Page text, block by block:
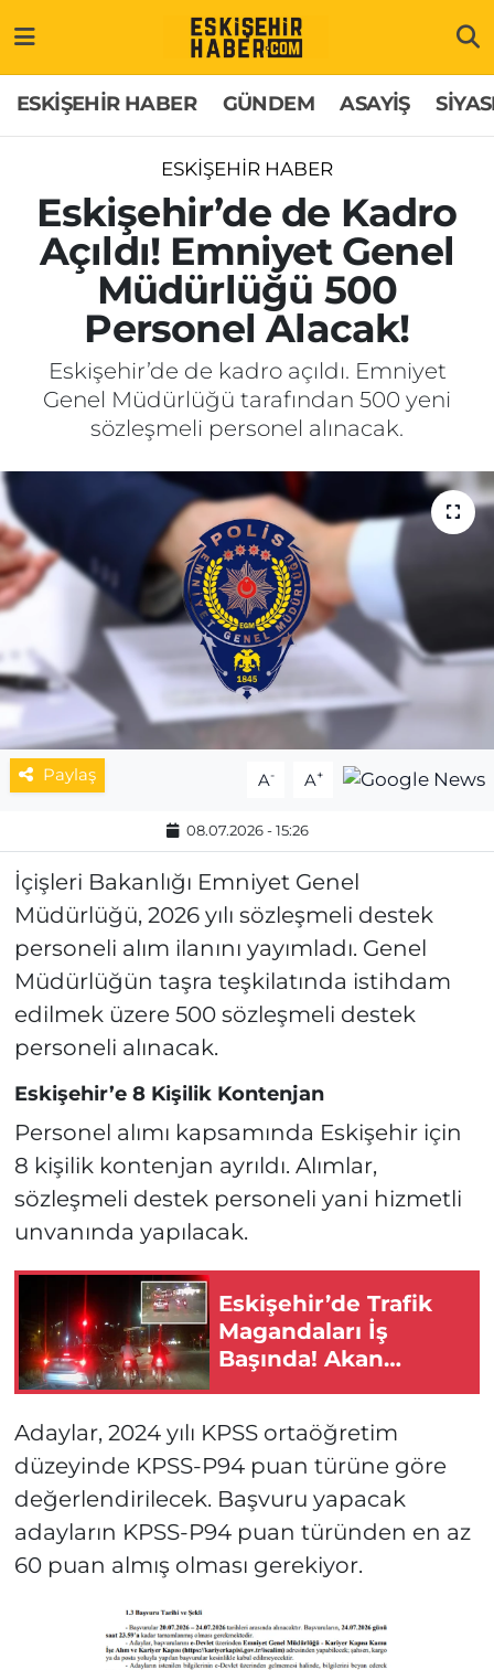
ESKİŞEHİR HABER GÜNDEM ASAYİŞ
ESKİŞEHİR HABER
Eskişehir’de de Kadro
Açıldı! Emniyet Genel
Müdürlüğü 500
Personel Alacak!
Eskişehir’de de kadro açıldı. Emniyet
Genel Müdürlüğü tarafından 500 yeni
sözleşmeli personel alınacak.
Paylaş A- A+
08.07.2026 - 15:26
İçişleri Bakanlığı Emniyet Genel
Müdürlüğü, 2026 yılı sözleşmeli destek
personeli alım ilanını yayımladı. Genel
Müdürlüğün taşra teşkilatında istihdam
edilmek üzere 500 sözleşmeli destek
personeli alınacak.
Eskişehir’e 8 Kişilik Kontenjan
Personel alımı kapsamında Eskişehir için
8 kişilik kontenjan ayrıldı. Alımlar,
sözleşmeli destek personeli yani hizmetli
unvanında yapılacak.
Eskişehir’de Trafik
Magandaları İş
Başında! Akan
Adaylar, 2024 yılı KPSS ortaöğretim
düzeyinde KPSS-P94 puan türüne göre
değerlendirilecek. Başvuru yapacak
adayların KPSS-P94 puan türünden en az
60 puan almış olması gerekiyor.
GÜNDEM
ASAYİŞ
SİYASET
EKONOMİ
SAĞLIK
EĞİTİM
SPOR
MAGAZİN
ESKİŞEHİRSPOR
Hakkımızda
İletişim
Künye
Odunpazarı Trafik Yoğunluk Haritası
Süper Lig Puan Durumu ve Fikstür
Tüm Manşetler
Son Dakika Haberleri
Haber Arşivi